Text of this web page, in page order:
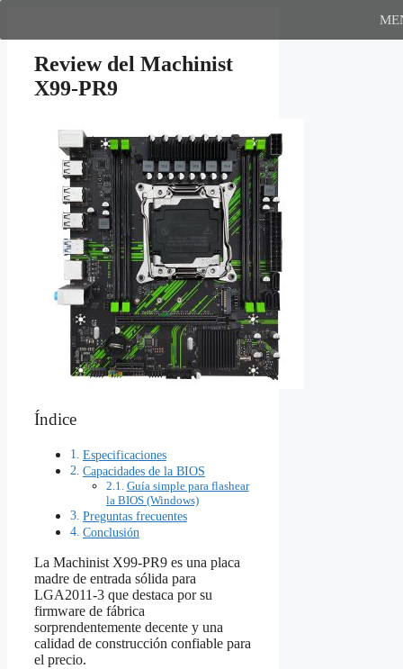
Review del Machinist
X99-PR9
Índice
Especificaciones
Capacidades de la BIOS
Guía simple para flashear
la BIOS (Windows)
Preguntas frecuentes
Conclusión
La Machinist X99‑PR9 es una placa
madre de entrada sólida para
LGA2011‑3 que destaca por su
firmware de fábrica
sorprendentemente decente y una
calidad de construcción confiable para
el precio.